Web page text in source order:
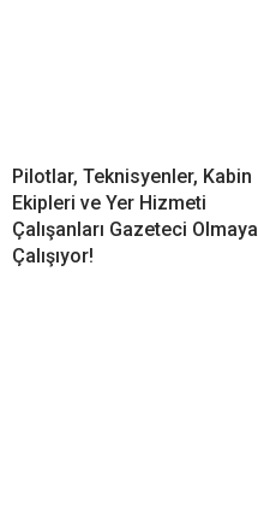
Pilotlar, Teknisyenler, Kabin
Ekipleri ve Yer Hizmeti
Çalışanları Gazeteci Olmaya
Çalışıyor!